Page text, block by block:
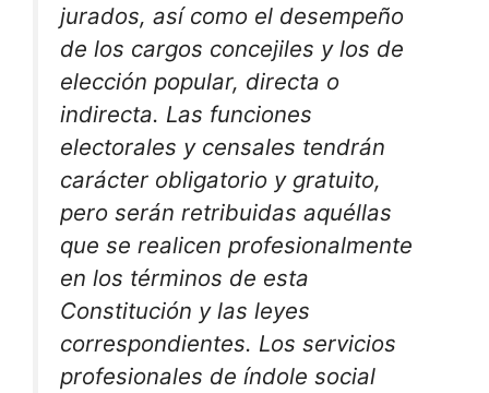
jurados, así como el desempeño
de los cargos concejiles y los de
elección popular, directa o
indirecta. Las funciones
electorales y censales tendrán
carácter obligatorio y gratuito,
pero serán retribuidas aquéllas
que se realicen profesionalmente
en los términos de esta
Constitución y las leyes
correspondientes. Los servicios
profesionales de índole social